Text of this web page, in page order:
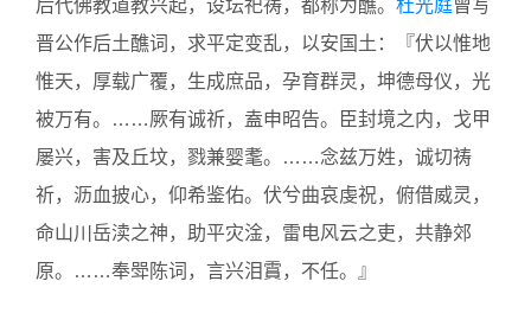
后代佛教道教兴起，设坛祀祷，都称为醮。 杜光庭曾写
晋公作后土醮词，求平定变乱，以安国土：『伏以惟地
惟天，厚载广覆，生成庶品，孕育群灵，坤德母仪，光
被万有。……厥有诚祈，盍申昭告。臣封境之内，戈甲
屡兴，害及丘坟，戮兼婴耄。……念兹万姓，诚切祷
祈，沥血披心，仰希鉴佑。伏兮曲哀虔祝，俯借威灵，
命山川岳渎之神，助平灾淦，雷电风云之吏，共静郊
原。……奉斝陈词，言兴泪霣，不任。』